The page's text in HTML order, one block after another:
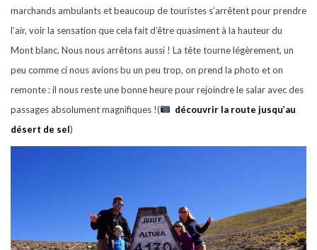
marchands ambulants et beaucoup de touristes s’arrêtent pour prendre
l’air, voir la sensation que cela fait d’être quasiment à la hauteur du
Mont blanc. Nous nous arrêtons aussi ! La tête tourne légèrement, un
peu comme ci nous avions bu un peu trop, on prend la photo et on
remonte : il nous reste une bonne heure pour rejoindre le salar avec des
passages absolument magnifiques !(
découvrir la route jusqu’au
désert de sel)